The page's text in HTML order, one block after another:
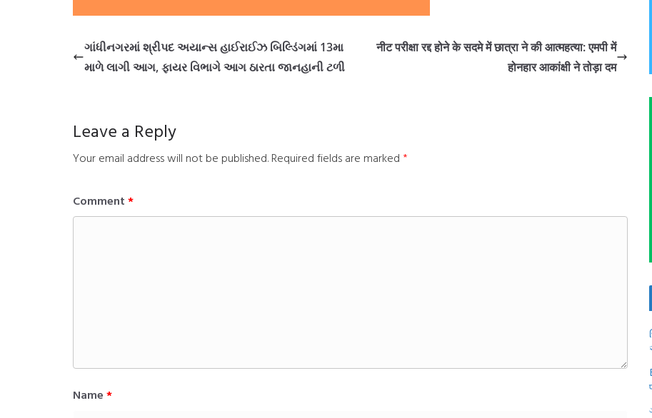
ગાંધીનગરમાં શ્રીપદ અયાન્સ હાઈરાઈઝ બિલ્ડિંગમાં 13મા
માળે લાગી આગ, ફાયર વિભાગે આગ ઠારતા જાનહાની ટળી
नीट परीक्षा रद्द होने के सदमे में छात्रा ने की आत्महत्या: एमपी में
होनहार आकांक्षी ने तोड़ा दम
Leave a Reply
Your email address will not be published. Required fields are marked *
Comment *
Name *